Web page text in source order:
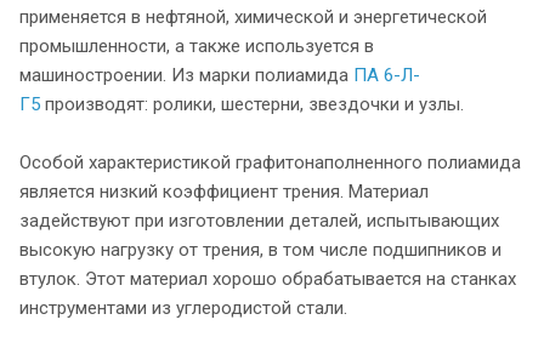
применяется в нефтяной, химической и энергетической
промышленности, а также используется в
машиностроении. Из марки полиамида ПА 6-Л-
Г5 производят: ролики, шестерни, звездочки и узлы.
Особой характеристикой графитонаполненного полиамида
является низкий коэффициент трения. Материал
задействуют при изготовлении деталей, испытывающих
высокую нагрузку от трения, в том числе подшипников и
втулок. Этот материал хорошо обрабатывается на станках
инструментами из углеродистой стали.